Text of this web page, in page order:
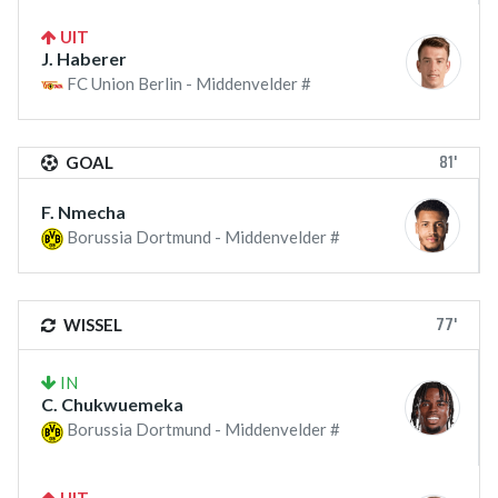
UIT
J. Haberer
FC Union Berlin - Middenvelder #
GOAL 81'
F. Nmecha
Borussia Dortmund - Middenvelder #
WISSEL 77'
IN
C. Chukwuemeka
Borussia Dortmund - Middenvelder #